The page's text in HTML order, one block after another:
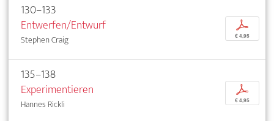
130–133
Entwerfen/Entwurf
Stephen Craig
p
€ 4,95
135–138
Experimentieren
Hannes Rickli
p
€ 4,95